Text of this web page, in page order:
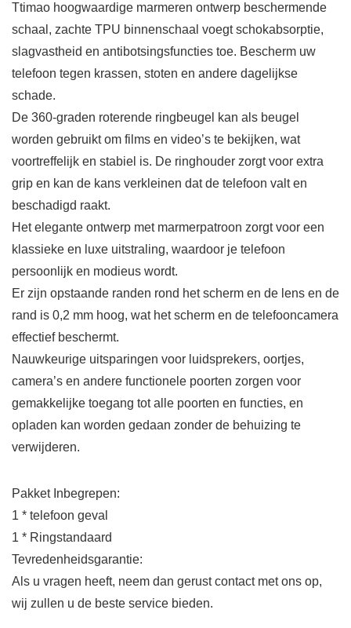
Ttimao hoogwaardige marmeren ontwerp beschermende
schaal, zachte TPU binnenschaal voegt schokabsorptie,
slagvastheid en antibotsingsfuncties toe. Bescherm uw
telefoon tegen krassen, stoten en andere dagelijkse
schade.
De 360-graden roterende ringbeugel kan als beugel
worden gebruikt om films en video’s te bekijken, wat
voortreffelijk en stabiel is. De ringhouder zorgt voor extra
grip en kan de kans verkleinen dat de telefoon valt en
beschadigd raakt.
Het elegante ontwerp met marmerpatroon zorgt voor een
klassieke en luxe uitstraling, waardoor je telefoon
persoonlijk en modieus wordt.
Er zijn opstaande randen rond het scherm en de lens en de
rand is 0,2 mm hoog, wat het scherm en de telefooncamera
effectief beschermt.
Nauwkeurige uitsparingen voor luidsprekers, oortjes,
camera’s en andere functionele poorten zorgen voor
gemakkelijke toegang tot alle poorten en functies, en
opladen kan worden gedaan zonder de behuizing te
verwijderen.
Pakket Inbegrepen:
1 * telefoon geval
1 * Ringstandaard
Tevredenheidsgarantie:
Als u vragen heeft, neem dan gerust contact met ons op,
wij zullen u de beste service bieden.